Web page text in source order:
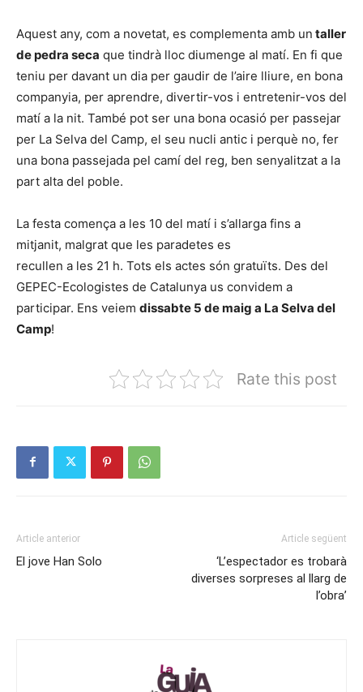
Aquest any, com a novetat, es complementa amb un taller
de pedra seca que tindrà lloc diumenge al matí. En fi que
teniu per davant un dia per gaudir de l’aire lliure, en bona
companyia, per aprendre, divertir-vos i entretenir-vos del
matí a la nit. També pot ser una bona ocasió per passejar
per La Selva del Camp, el seu nucli antic i perquè no, fer
una bona passejada pel camí del reg, ben senyalitzat a la
part alta del poble.
La festa comença a les 10 del matí i s’allarga fins a
mitjanit, malgrat que les paradetes es
recullen a les 21 h. Tots els actes són gratuïts. Des del
GEPEC-Ecologistes de Catalunya us convidem a
participar. Ens veiem dissabte 5 de maig a La Selva del
Camp!
Rate this post
Article anterior
El jove Han Solo
Article següent
‘L’espectador es trobarà
diverses sorpreses al llarg de
l’obra’